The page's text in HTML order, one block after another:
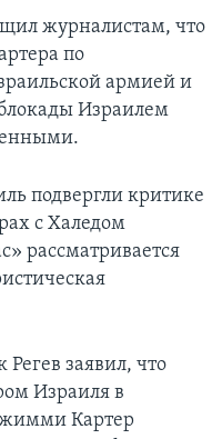
журналистам, что
по
армией и
Израилем
подвергли критике
с Халедом
рассматривается
заявил, что
Израиля в
Картер